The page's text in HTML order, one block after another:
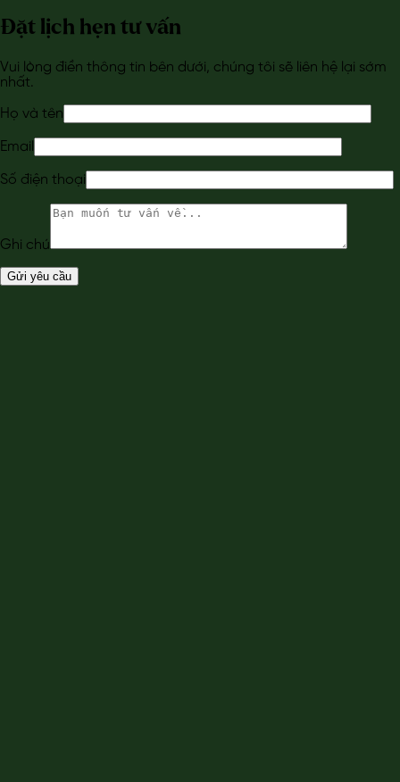
Đặt lịch hẹn tư vấn
Vui lòng điền thông tin bên dưới, chúng tôi sẽ liên hệ lại sớm
nhất.
Họ và tên
Email
Số điện thoại
Ghi chú